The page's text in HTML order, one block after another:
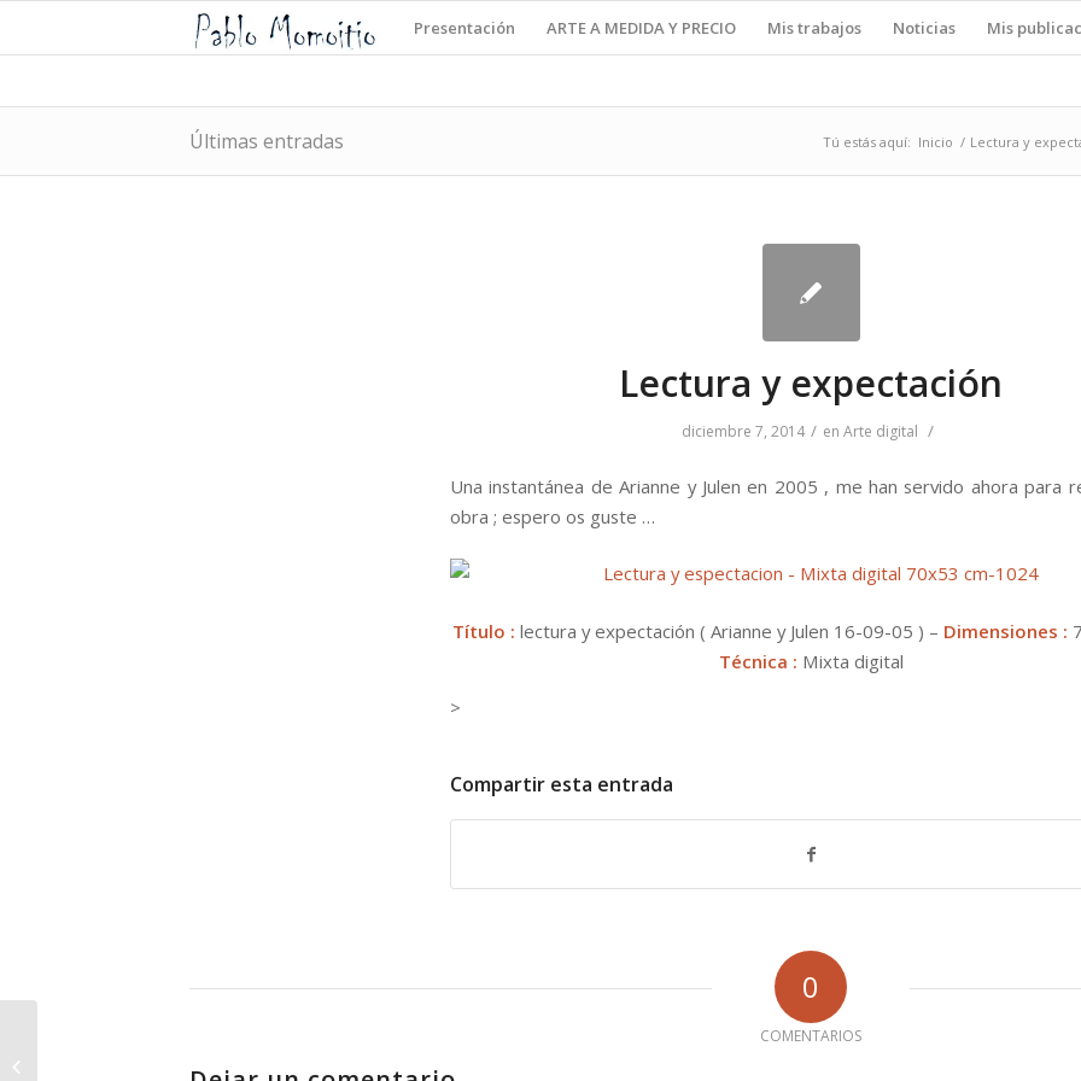
Presentación ARTE A MEDIDA Y PRECIO Mis trabajos Noticias Mis
Últimas entradas Tú estás aquí: Inicio / Lectura y
Lectura y expectación
diciembre 7, 2014 / en Arte digital /
Una instantánea de Arianne y Julen en 2005 , me han servido ahora para
obra ; espero os guste …
Título : lectura y expectación ( Arianne y Julen 16-09-05 ) – Dimensiones :
Técnica : Mixta digital
>
Compartir esta entrada
0
COMENTARIOS